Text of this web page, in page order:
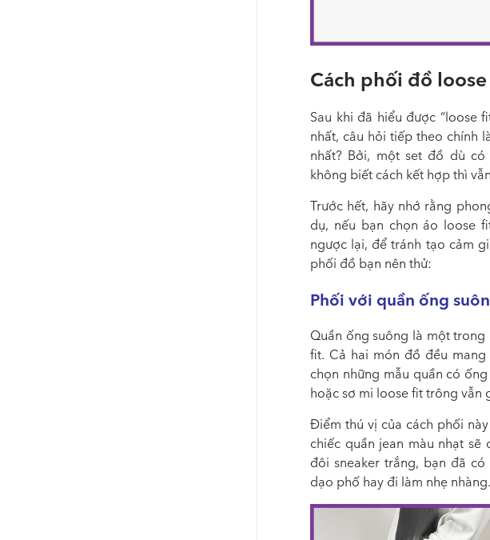
Cách phối đồ
Sau khi đã hiểu được “loose
nhất, câu hỏi tiếp theo chính
nhất? Bởi, một set đồ dù
không biết cách kết hợp thì
Trước hết, hãy nhớ rằng
dụ, nếu bạn chọn áo loose
ngược lại, để tránh tạo cảm
phối đồ bạn nên thử:
Phối với quần ống
Quần ống suông là một
fit. Cả hai món đồ đều
chọn những mẫu quần có
hoặc sơ mi loose fit trông vẫn
Điểm thú vị của cách phối
chiếc quần jean màu nhạt
đôi sneaker trắng, bạn đã
dạo phố hay đi làm nhẹ nhàng.